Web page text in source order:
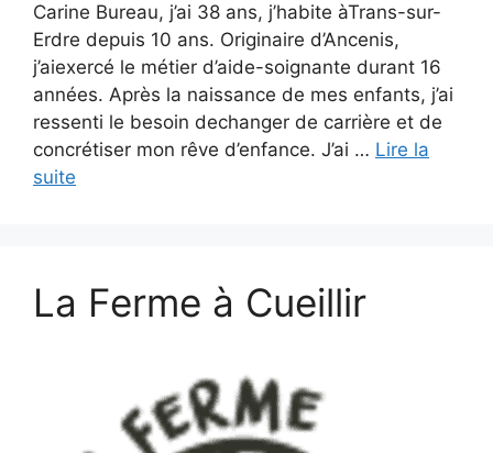
Carine Bureau, j’ai 38 ans, j’habite àTrans-sur-
Erdre depuis 10 ans. Originaire d’Ancenis,
j’aiexercé le métier d’aide-soignante durant 16
années. Après la naissance de mes enfants, j’ai
ressenti le besoin dechanger de carrière et de
concrétiser mon rêve d’enfance. J’ai … Lire la
suite
La Ferme à Cueillir